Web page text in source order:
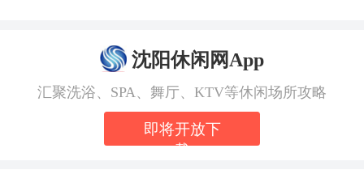
沈阳休闲网App
汇聚洗浴、SPA、舞厅、KTV等休闲场所攻略
即将开放下
载